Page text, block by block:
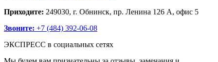
Приходите: 249030, г. Обнинск, пр. Ленина 126 А, офис 5
Звоните: +7 (484) 392-06-08
ЭКСПРЕСС в социальных сетях